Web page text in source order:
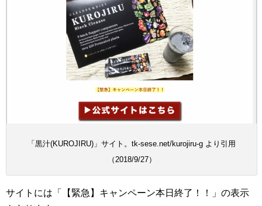
「黒汁(KUROJIRU)」サイト。tk-sese.net/kurojiru-g より引用
（2018/9/27）
サイトには「【緊急】キャンペーン本日終了！！」の表示